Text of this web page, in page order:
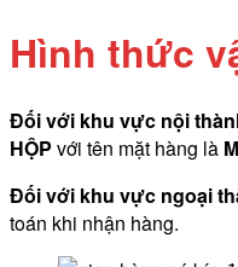
Hình thức
Đối với khu vực nội
HỘP với tên mặt hàng là
Đối với khu vực ngoại
toán khi nhận hàng.